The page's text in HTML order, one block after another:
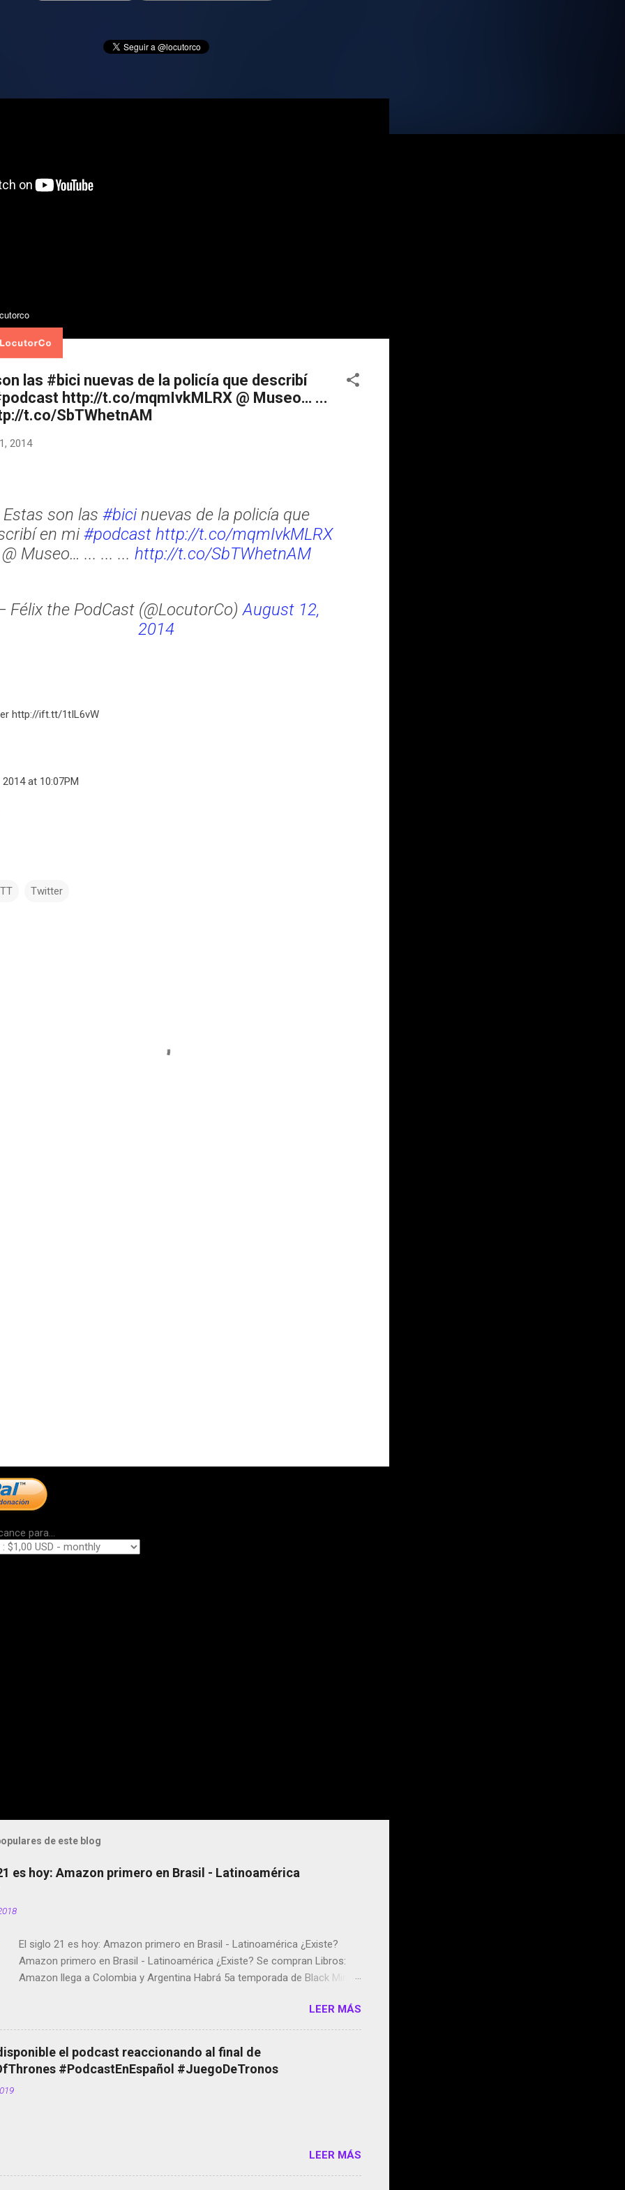
las #bici nuevas de la policía que describí
http://t.co/mqmIvkMLRX @ Museo… ...
t.co/SbTWhetnAM
2014
Estas son las #bicinuevas de la policía que
en mi #podcast http://t.co/mqmIvkMLRX
@ Museo… ... ... ... http://t.co/SbTWhetnAM
Félix the PodCast (@LocutorCo)August 12,
2014
http://ift.tt/1tIL6vW
at 10:07PM
Twitter
para...
de este blog
es hoy: Amazon primero en Brasil - Latinoamérica
El siglo 21 es hoy: Amazon primero en Brasil - Latinoamérica ¿Existe?
Amazon primero en Brasil - Latinoamérica ¿Existe? Se compran Libros:
Amazon llega a Colombia y Argentina Habrá 5a temporada de Black Mirror
copyright en Instagram Música y vídeo selfies en la red social Riddley
Scott saca a Kevin Spacey de su película Francisco regaña a los que usan
el smartphone en sus misas La serie de la Tierra Media GoBee - StartUp
de bicicletas de alquiler Stop Motion en Instagram Vodafone: me siento
tumbado. Amazon Music: Chingo yo, chingas tu... http://amzn.to/2z1UkPK
LEER MÁS
el podcast reaccionando al final de
#PodcastEnEspañol #JuegoDeTronos
LEER MÁS